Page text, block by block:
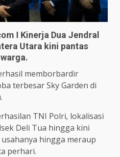
I Kinerja Dua Jendral
Utara kini pantas
memborbardir
terbesar Sky Garden di
TNI Polri, lokalisasi
Deli Tua hingga kini
hingga meraup
perhari.